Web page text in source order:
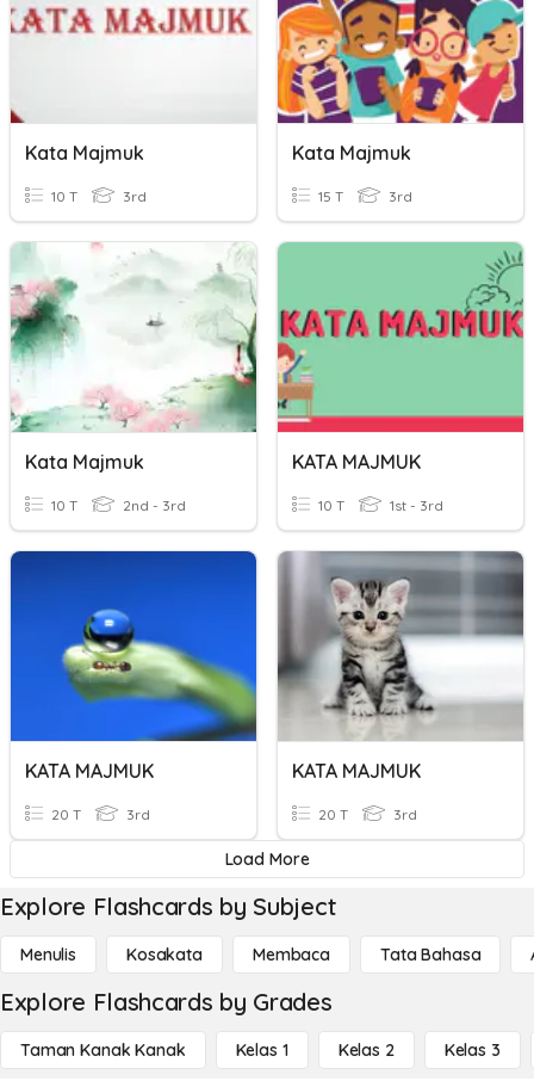
Kata Majmuk
10 T 3rd
Kata Majmuk
15 T 3rd
Kata Majmuk
10 T 2nd - 3rd
KATA MAJMUK
10 T 1st - 3rd
KATA MAJMUK
20 T 3rd
KATA MAJMUK
20 T 3rd
Load More
Explore Flashcards by Subject
Menulis Kosakata Membaca Tata Bahasa
Explore Flashcards by Grades
Taman Kanak Kanak Kelas 1 Kelas 2 Kelas 3